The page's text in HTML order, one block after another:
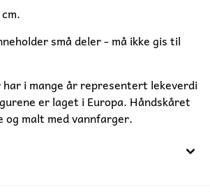
små deler - må ikke gis til
i mange år representert lekeverdi
er laget i Europa. Håndskåret
og malt med vannfarger.